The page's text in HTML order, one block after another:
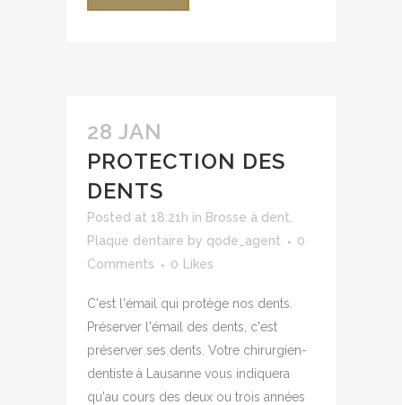
28 JAN
PROTECTION DES
DENTS
Posted at 18:21h in Brosse à dent
Plaque dentaire by qode_agent
0
Comments
0 Likes
C'est l'émail qui protège nos dents.
Préserver l'émail des dents, c'est
préserver ses dents. Votre chirurgien-
dentiste à Lausanne vous indiquera
qu'au cours des deux ou trois années